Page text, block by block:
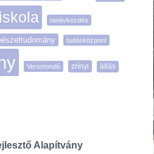
tanévkezdés
tudásközpont
Versmondó zrínyi állás
Alapítvány